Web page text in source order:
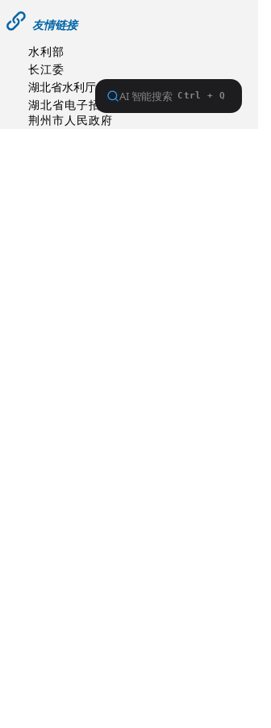
友情链接
水利部
长江委
湖北省水利厅
湖北省电子招投标交易平台
荆州市人民政府